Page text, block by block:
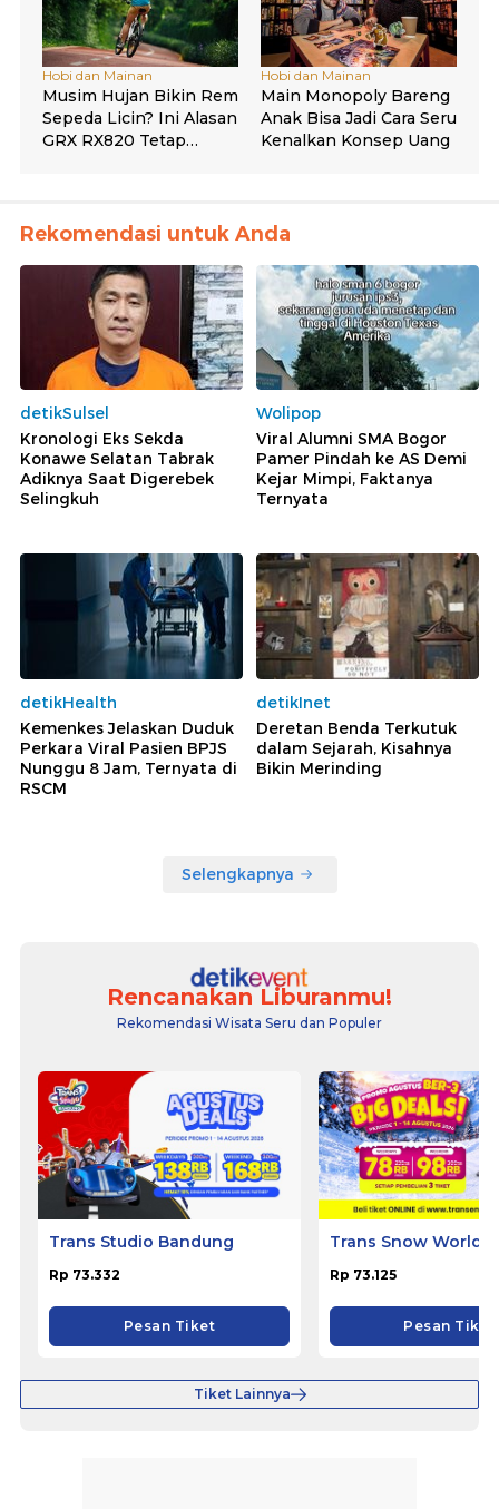
Rekomendasi untuk Anda
detikSulsel
Kronologi Eks Sekda
Konawe Selatan Tabrak
Adiknya Saat Digerebek
Selingkuh
Wolipop
Viral Alumni SMA Bogor
Pamer Pindah ke AS Demi
Kejar Mimpi, Faktanya
Ternyata
detikHealth
Kemenkes Jelaskan Duduk
Perkara Viral Pasien BPJS
Nunggu 8 Jam, Ternyata di
RSCM
detikInet
Deretan Benda Terkutuk
dalam Sejarah, Kisahnya
Bikin Merinding
Selengkapnya
Rencanakan Liburanmu!
Rekomendasi Wisata Seru dan Populer
Trans Studio Bandung
Rp 73.332
Pesan Tiket
Trans Snow World
Rp 73.125
Pesan Tiket
Tiket Lainnya